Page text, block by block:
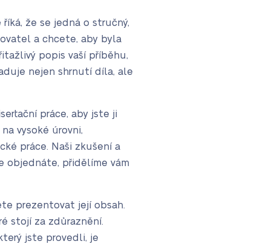
že se jedná o stručný,
a chcete, aby byla
popis vaší příběhu,
nejen shrnutí díla, ale
práce, aby jste ji
vysoké úrovni,
práce. Naši zkušení a
objednáte, přidělíme vám
prezentovat její obsah.
stojí za zdůraznění.
jste provedli, je